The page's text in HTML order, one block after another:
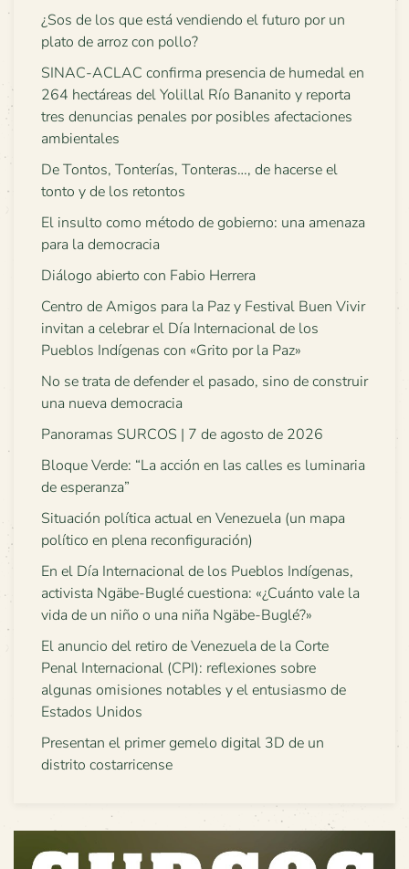
¿Sos de los que está vendiendo el futuro por un
plato de arroz con pollo?
SINAC-ACLAC confirma presencia de humedal en
264 hectáreas del Yolillal Río Bananito y reporta
tres denuncias penales por posibles afectaciones
ambientales
De Tontos, Tonterías, Tonteras…, de hacerse el
tonto y de los retontos
El insulto como método de gobierno: una amenaza
para la democracia
Diálogo abierto con Fabio Herrera
Centro de Amigos para la Paz y Festival Buen Vivir
invitan a celebrar el Día Internacional de los
Pueblos Indígenas con «Grito por la Paz»
No se trata de defender el pasado, sino de construir
una nueva democracia
Panoramas SURCOS | 7 de agosto de 2026
Bloque Verde: “La acción en las calles es luminaria
de esperanza”
Situación política actual en Venezuela (un mapa
político en plena reconfiguración)
En el Día Internacional de los Pueblos Indígenas,
activista Ngäbe-Buglé cuestiona: «¿Cuánto vale la
vida de un niño o una niña Ngäbe-Buglé?»
El anuncio del retiro de Venezuela de la Corte
Penal Internacional (CPI): reflexiones sobre
algunas omisiones notables y el entusiasmo de
Estados Unidos
Presentan el primer gemelo digital 3D de un
distrito costarricense